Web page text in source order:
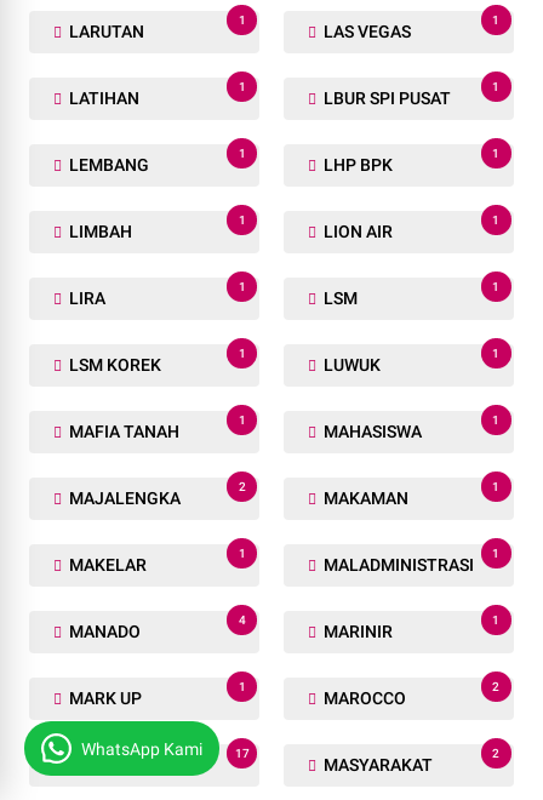
LARUTAN
1
LAS VEGAS
1
LATIHAN
1
LBUR SPI PUSAT
1
LEMBANG
1
LHP BPK
1
LIMBAH
1
LION AIR
1
LIRA
1
LSM
1
LSM KOREK
1
LUWUK
1
MAFIA TANAH
1
MAHASISWA
1
MAJALENGKA
2
MAKAMAN
1
MAKELAR
1
MALADMINISTRASI
1
MANADO
4
MARINIR
1
MARK UP
1
MAROCCO
2
MAROKO
17
MASYARAKAT
2
WhatsApp Kami